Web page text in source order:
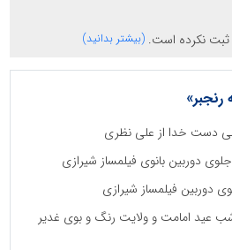
ثبت نکرده است. (بیشتر بدانید)
رنجبر»
دست خدا از علی نظری
دوربین بانوی فیلمساز شیرازی
دوربین فیلمساز شیرازی
عید امامت و ولایت رنگ و بوی غدیر